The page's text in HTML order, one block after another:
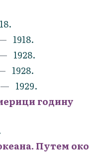
1918.
1928.
1928.
1929.
годину
Путем око